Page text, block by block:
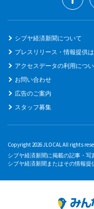
シブヤ経済新聞について
プレスリリース・情報提供
アクセスデータの利用につ
お問い合わせ
広告のご案内
スタッフ募集
Copyright 2026 JLOCAL All rights
シブヤ経済新聞に掲載の記事・
シブヤ経済新聞またはその情報提